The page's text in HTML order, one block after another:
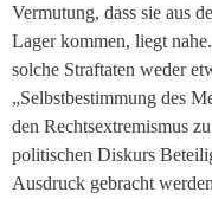
Vermutung, dass sie aus
Lager kommen, liegt
solche Straftaten weder
„Selbstbestimmung des
den Rechtsextremismus
politischen Diskurs
Ausdruck gebracht